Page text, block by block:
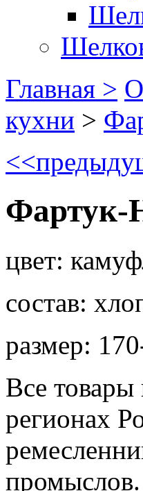
Главная >
кухни >
<<
Фартук-
цвет:
состав:
размер:
Все товары
регионах
промыслов.